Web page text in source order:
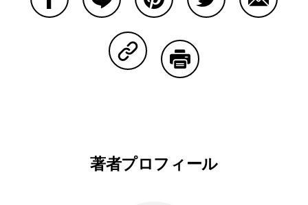
Copy Linkで共有する
著者プロフィール